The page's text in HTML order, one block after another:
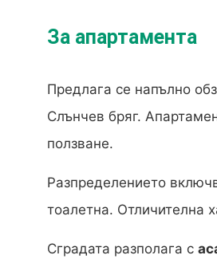
За апартамента
Предлага се напълно
Слънчев бряг.
ползване.
Разпределението
тоалетна. Отличителна
Сградата разполага с